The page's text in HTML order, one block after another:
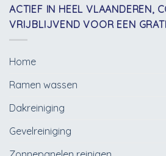
ACTIEF IN HEEL VLAANDEREN,
VRIJBLIJVEND VOOR EEN
Home
Ramen wassen
Dakreiniging
Gevelreiniging